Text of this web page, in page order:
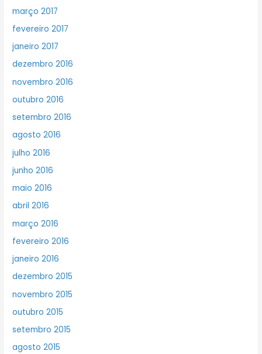
março 2017
fevereiro 2017
janeiro 2017
dezembro 2016
novembro 2016
outubro 2016
setembro 2016
agosto 2016
julho 2016
junho 2016
maio 2016
abril 2016
março 2016
fevereiro 2016
janeiro 2016
dezembro 2015
novembro 2015
outubro 2015
setembro 2015
agosto 2015